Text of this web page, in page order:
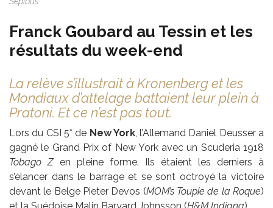
Franck Goubard au Tessin et les
résultats du week-end
La relève s’illustrait à Kronenberg et les
Mondiaux d’attelage battaient leur plein à
Pratoni. Et ce n’est pas tout.
Lors du CSI 5* de New York, l’Allemand Daniel Deusser a
gagné le Grand Prix of New York avec un Scuderia 1918
Tobago Zen pleine forme. Ils étaient les derniers à
s’élancer dans le barrage et se sont octroyé la victoire
devant le Belge Pieter Devos (MOM’s Toupie de la Roque)